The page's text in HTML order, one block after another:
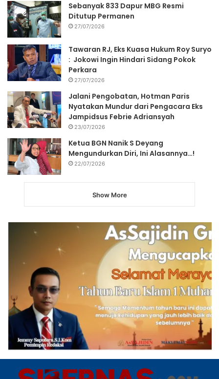
Sebanyak 833 Dapur MBG Resmi
Ditutup Permanen
27/07/2026
Tawaran RJ, Eks Kuasa Hukum Roy Suryo
: Jokowi Ingin Hindari Sidang Pokok
Perkara
27/07/2026
Jalani Pengobatan, Hotman Paris
Nyatakan Mundur dari Pengacara Eks
Jampidsus Febrie Adriansyah
23/07/2026
Ketua BGN Nanik S Deyang
Mengundurkan Diri, Ini Alasannya…!
22/07/2026
Show More